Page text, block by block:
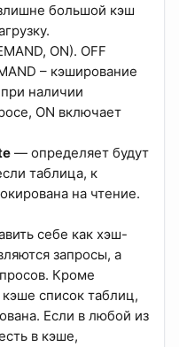
большой кэш
ON). OFF
– кэширование
наличии
ON включает
— определяет будут
таблица, к
на чтение.
себе как хэш-
запросы, а
Кроме
кэше список таблиц,
Если в любой из
в кэше,